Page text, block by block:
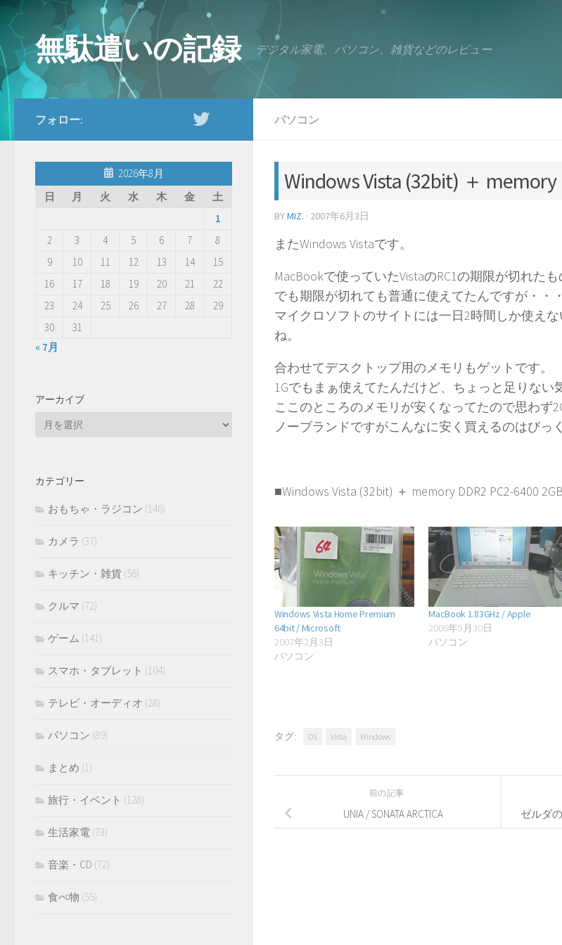
コンテンツへスキップ
無駄遣いの記録 デジタル家電、パソコン、雑貨などのレビュー
パソコン
Windows Vista (32bit) ＋ memory
BYMIZ. · 2007年6月3日
またWindows Vistaです。
MacBookで使っていたVistaのRC1の期限が切れたも
でも期限が切れても普通に使えてたんですが・・・
マイクロソフトのサイトには一日2時間しか使え
ね。
合わせてデスクトップ用のメモリもゲットです。
1Gでもまぁ使えてたんだけど、ちょっと足りない
ここのところのメモリが安くなってたので思わず
ノーブランドですがこんなに安く買えるのはびっ
■Windows Vista (32bit) ＋ memory DDR2 PC2-
Windows Vista Home Premium
64bit / Microsoft
2007年2月3日
パソコン
MacBook 1.83GHz / Apple
2006年9月30日
パソコン
タグ: OS Vista Windows
ゼルダ
前の記事
UNIA / SONATA ARCTICA
フォロー:
2026年8月
日
月 火 水 木 金
土
1
2
3 4 5 6 7
8
9
10 11 12 13 14
15
16
17 18 19 20 21
22
23
24 25 26 27 28
29
30
31
« 7月
アーカイブ
ブ
カテゴリー
おもちゃ・ラジコン (146)
カメラ (37)
キッチン・雑貨 (56)
クルマ (72)
ゲーム (141)
スマホ・タブレット (104)
テレビ・オーディオ (28)
パソコン (89)
まとめ (1)
旅行・イベント (128)
生活家電 (73)
音楽・CD (72)
食べ物 (55)